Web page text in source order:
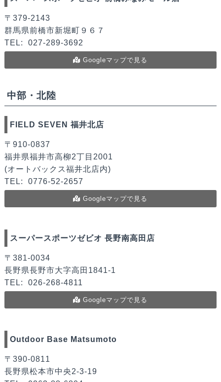
〒379-2143
群馬県前橋市新堀町９６７
TEL:
027-289-3692
Googleマップで見る
中部・北陸
FIELD SEVEN 福井北店
〒910-0837
福井県福井市高柳2丁目2001
(オートバックス福井北店内)
TEL:
0776-52-2657
Googleマップで見る
スーパースポーツゼビオ 長野南高田店
〒381-0034
長野県長野市大字高田1841-1
TEL:
026-268-4811
Googleマップで見る
Outdoor Base Matsumoto
〒390-0811
長野県松本市中央2-3-19